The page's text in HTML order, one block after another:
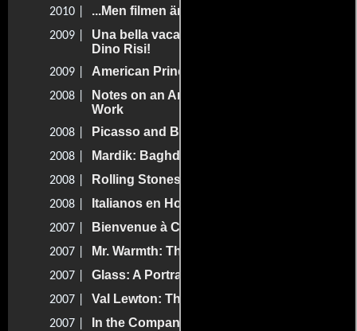
2010 | ...Men filmen är min älskarinna
2009 |
Una bella vacanza: Buon compleanno
Dino Risi!
2009 | American Prince
2008 |
Notes on an American Film Director at
Work
2008 | Picasso and Braque Go to the Movies
2008 | Mardik: Baghdad to Hollywood
2008 | Rolling Stones: Shine a Light
2008 | Italianos en Hollywood
2007 | Bienvenue à Cannes
2007 | Mr. Warmth: The Don Rickles Project
2007 | Glass: A Portrait of Philip in Twelve Parts
2007 | Val Lewton: The Man in the Shadows
2007 | In the Company of Actors